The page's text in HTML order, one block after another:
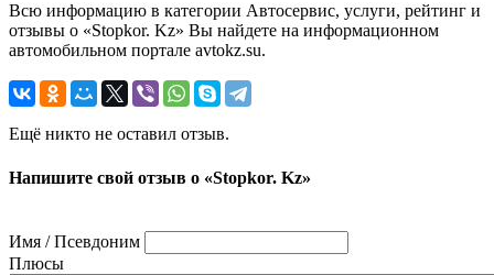
Всю информацию в категории Автосервис, услуги, рейтинг и
отзывы о «Stopkor. Kz» Вы найдете на информационном
автомобильном портале avtokz.su.
Ещё никто не оставил отзыв.
Напишите свой отзыв о «Stopkor. Kz»
Имя / Псевдоним
Плюсы